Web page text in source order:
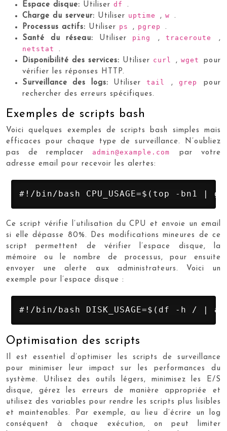
Espace disque: Utiliser df .
Charge du serveur: Utiliser uptime , w .
Processus actifs: Utiliser ps , pgrep .
Santé du réseau: Utiliser ping ,traceroute ,
netstat .
Disponibilité des services: Utiliser curl , wget pour
vérifier les réponses HTTP.
Surveillance des logs: Utiliser tail , greppour
rechercher des erreurs spécifiques.
Exemples de scripts bash
Voici quelques exemples de scripts bash simples mais
efficaces pour chaque type de surveillance. N’oubliez
pas de remplacer admin@example.com
par votre
adresse email pour recevoir les alertes:
#!/bin/bash CPU_USAGE=$(top -
Ce script vérifie l’utilisation du CPU et envoie un email
si elle dépasse 80%. Des modifications mineures de ce
script permettent de vérifier l’espace disque, la
mémoire ou le nombre de processus, pour ensuite
envoyer une alerte aux administrateurs. Voici un
exemple pour l’espace disque :
#!/bin/bash DISK_USAGE=$(df -h / |
Optimisation des scripts
Il est essentiel d’optimiser les scripts de surveillance
pour minimiser leur impact sur les performances du
système. Utilisez des outils légers, minimisez les E/S
disque, gérez les erreurs de manière appropriée et
utilisez des variables pour rendre les scripts plus lisibles
et maintenables. Par exemple, au lieu d’écrire un log
conséquent à chaque exécution, on peut limiter